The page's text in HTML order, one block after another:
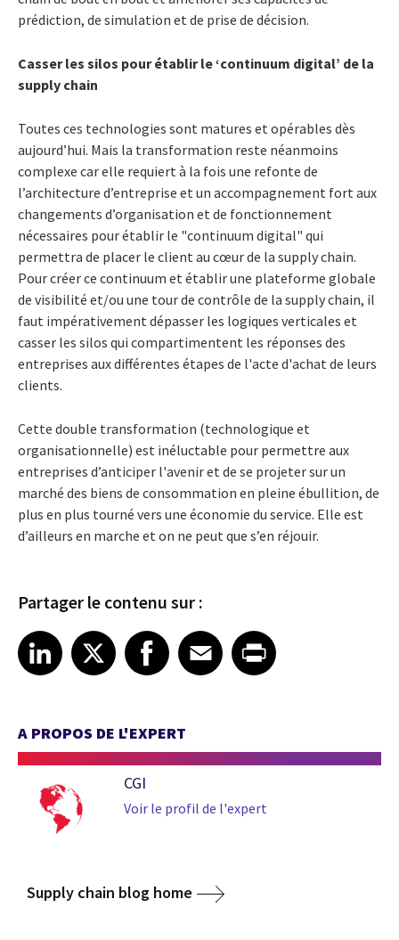
prédiction, de simulation et de prise de décision.
Casser les silos pour établir le ‘continuum digital’ de la
supply chain
Toutes ces technologies sont matures et opérables dès
aujourd’hui. Mais la transformation reste néanmoins
complexe car elle requiert à la fois une refonte de
l’architecture d’entreprise et un accompagnement fort aux
changements d’organisation et de fonctionnement
nécessaires pour établir le "continuum digital" qui
permettra de placer le client au cœur de la supply chain.
Pour créer ce continuum et établir une plateforme globale
de visibilité et/ou une tour de contrôle de la supply chain, il
faut impérativement dépasser les logiques verticales et
casser les silos qui compartimentent les réponses des
entreprises aux différentes étapes de l'acte d'achat de leurs
clients.
Cette double transformation (technologique et
organisationnelle) est inéluctable pour permettre aux
entreprises d’anticiper l'avenir et de se projeter sur un
marché des biens de consommation en pleine ébullition, de
plus en plus tourné vers une économie du service. Elle est
d’ailleurs en marche et on ne peut que s’en réjouir.
Partager le contenu sur :
Share article on LinkedIn
LinkedIn
Share article on XShare article on Facebook
Facebook
Share article on Email
EmailShare article on Print
A PROPOS DE L'EXPERT
CGI
Voir le profil de l'expert
Supply chain blog home